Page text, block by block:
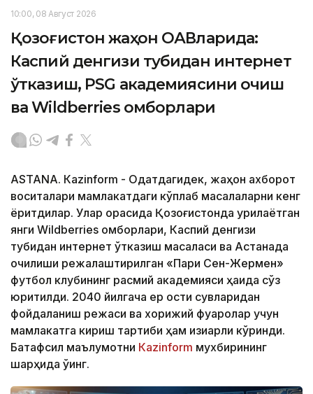
10:00, 08 Август 2026
Қозоғистон жаҳон ОАВларида:
Каспий денгизи тубидан интернет
ўтказиш, PSG академиясини очиш
ва Wildberries омборлари
ASTANА. Кazinform - Одатдагидек, жаҳон ахборот
воситалари мамлакатдаги кўплаб масалаларни кенг
ёритдилар. Улар орасида Қозоғистонда қурилаётган
янги Wildberries омборлари, Каспий денгизи
тубидан интернет ўтказиш масаласи ва Астанада
очилиши режалаштирилган «Пари Сен-Жермен»
футбол клубининг расмий академияси ҳақида сўз
юритилди. 2040 йилгача ер ости сувларидан
фойдаланиш режаси ва хорижий фуқаролар учун
мамлакатга кириш тартиби ҳам қизиқарли кўринди.
Батафсил маълумотни Кazinform мухбирининг
шарҳида ўқинг.